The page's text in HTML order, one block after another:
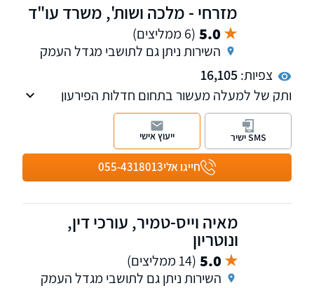
מזרחי - מלכה ושות', משרד עו"ד
5.0 (6 ממליצים)
השירות ניתן גם לתושבי מגדל העמק
צפיות:16,105
ותק של למעלה מעשור בתחום חדלות הפירעון
וההוצאה לפועל, מהמשרדים הגדולים והמובילים
בתחום הסדר החובות וחדלות הפירעון בצפון.
למשרד סניפים בעפולה ובצפת.
חייגו אלי055-4318013
SMS ישיר ייעוץ אישי
מאיה וייס-טמיר, עורכי דין,
ונוטריון
5.0 (14 ממליצים)
השירות ניתן גם לתושבי מגדל העמק